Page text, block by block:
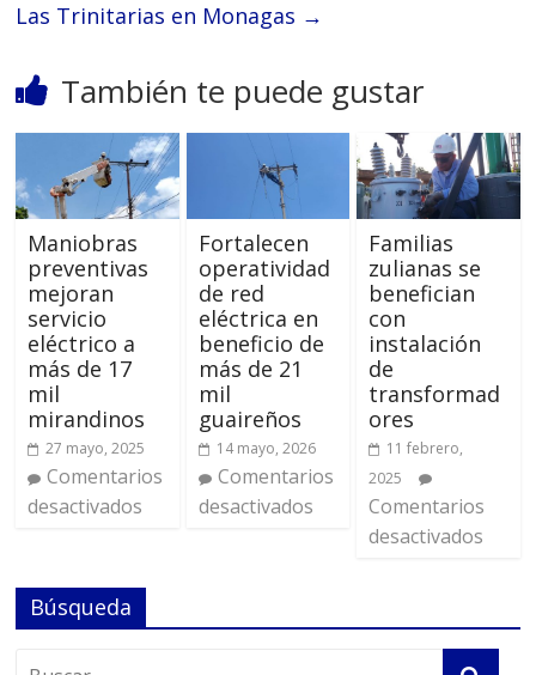
Las Trinitarias en Monagas →
También te puede gustar
Maniobras
preventivas
mejoran
servicio
eléctrico a
más de 17
mil
mirandinos
27 mayo, 2025
Comentarios
desactivados
Fortalecen
operatividad
de red
eléctrica en
beneficio de
más de 21
mil
guaireños
14 mayo, 2026
Comentarios
desactivados
Familias
zulianas se
benefician
con
instalación
de
transformad
ores
11 febrero,
2025
Comentarios
desactivados
Búsqueda